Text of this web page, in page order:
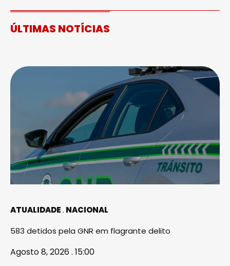
ÚLTIMAS NOTÍCIAS
ATUALIDADE NACIONAL
583 detidos pela GNR em flagrante delito
Agosto 8, 2026 . 15:00